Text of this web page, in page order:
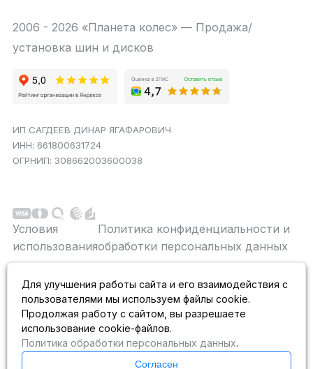
2006 - 2026 «Планета колес» — Продажа/
установка шин и дисков
ИП САГДЕЕВ ДИНАР ЯГАФАРОВИЧ
ИНН: 661800631724
ОГРНИП: 308662003600038
Условия
использования
Политика конфиденциальности и
обработки персональных данных
публичной офертой не является. На данном
информационном ресурсе применяются
рекомендательные технологии.
Для улучшения работы сайта и его взаимодействия с
пользователями мы используем файлы cookie.
Продолжая работу с сайтом, вы разрешаете
использование cookie-файлов.
Политика обработки персональных данных.
Согласен